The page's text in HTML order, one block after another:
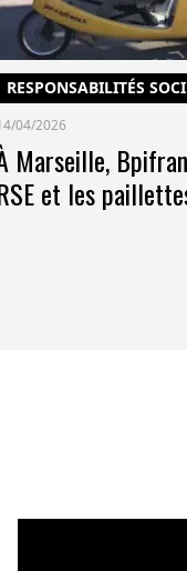
RESPONSABILITÉS
04/2026
Marseille,
et les